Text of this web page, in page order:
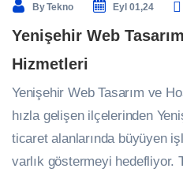
ByTekno Eyl 01,24
Yenişehir Web
Hizmetleri
Yenişehir Web Tasarım ve
hızla gelişen ilçelerinden
ticaret alanlarında büyüyen
varlık göstermeyi hedefliyor.